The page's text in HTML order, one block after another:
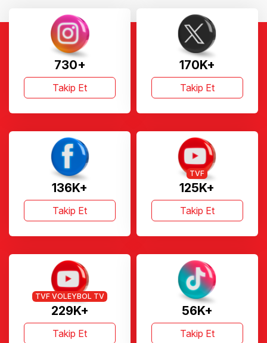
730+
Takip Et
170K+
Takip Et
136K+
Takip Et
125K+
TVF
Takip Et
229K+
TVF VOLEYBOL TV
Takip Et
56K+
Takip Et